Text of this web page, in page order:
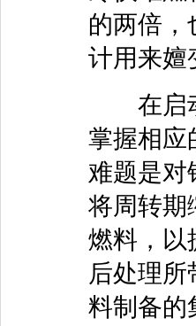
的两倍，
计用来嬗
在启动
掌握相应
难题是对
将周转期
燃料，以
后处理
料制备的